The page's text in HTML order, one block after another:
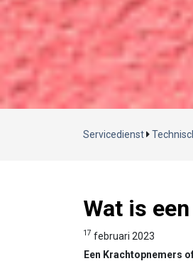
Servicedienst
Wat is
17 februari 2023
Een Krachtopnemers